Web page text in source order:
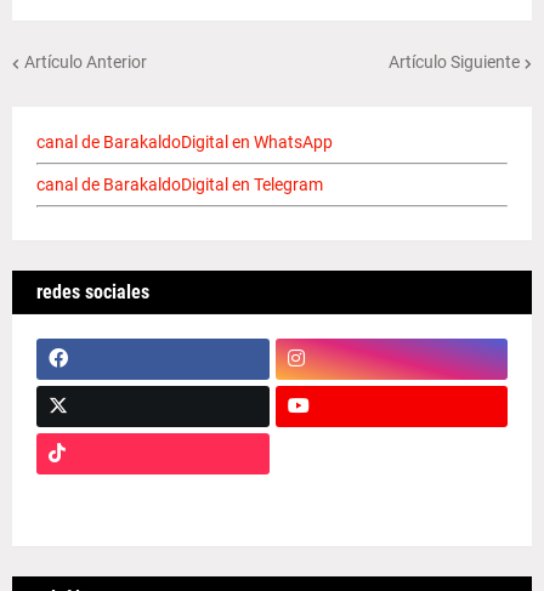
Artículo Anterior Artículo Siguiente
canal de BarakaldoDigital en WhatsApp
canal de BarakaldoDigital en Telegram
redes sociales